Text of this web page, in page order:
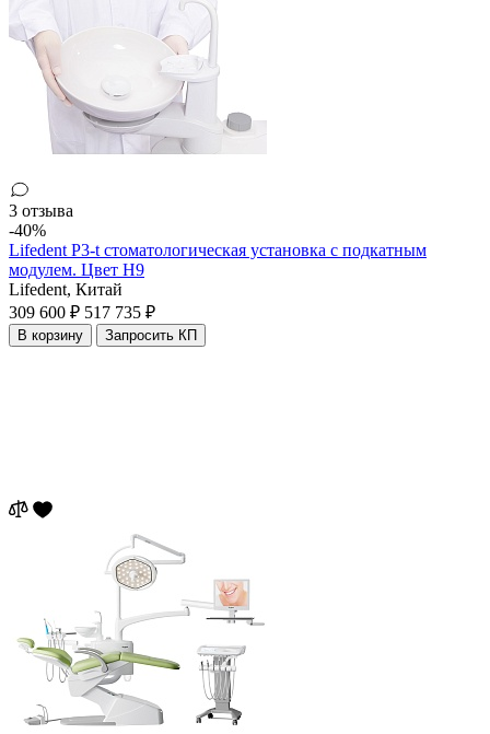
3 отзыва
-40%
Lifedent P3-t стоматологическая установка с подкатным
модулем. Цвет H9
Lifedent, Китай
309 600 ₽ 517 735 ₽
В корзину Запросить КП